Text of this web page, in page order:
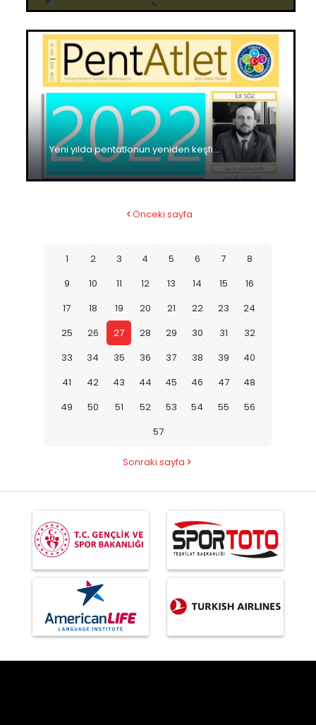
Yeni yılda pentatlonun yeniden keşfi…
Önceki sayfa
1 2 3 4 5 6 7
8
9
10 11 12 13 14 15
16
17
18 19 20 21 22 23
24
25
26 27 28 29 30 31
32
33
34 35 36 37 38 39
40
41
42 43 44 45 46 47
48
49
50 51 52 53 54 55
56
57
Sonraki sayfa